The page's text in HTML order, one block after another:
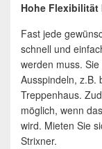
Hohe
Fast jede
schnell und
werden muss.
Ausspindeln, z.B.
Treppenhaus.
möglich, wenn
wird. Mieten Sie
Strixner.